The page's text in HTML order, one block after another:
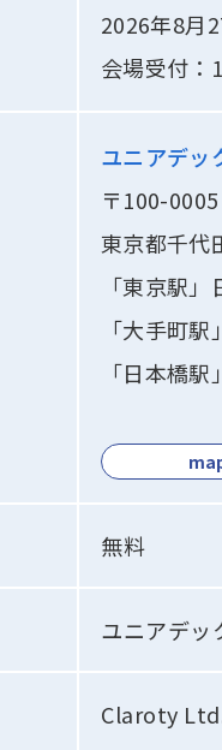
2026年8月
会場受付：
ユニアデ
〒100-0005
東京都千
「東京駅
「大手町
「日本橋
無料
ユニアデッ
Claroty